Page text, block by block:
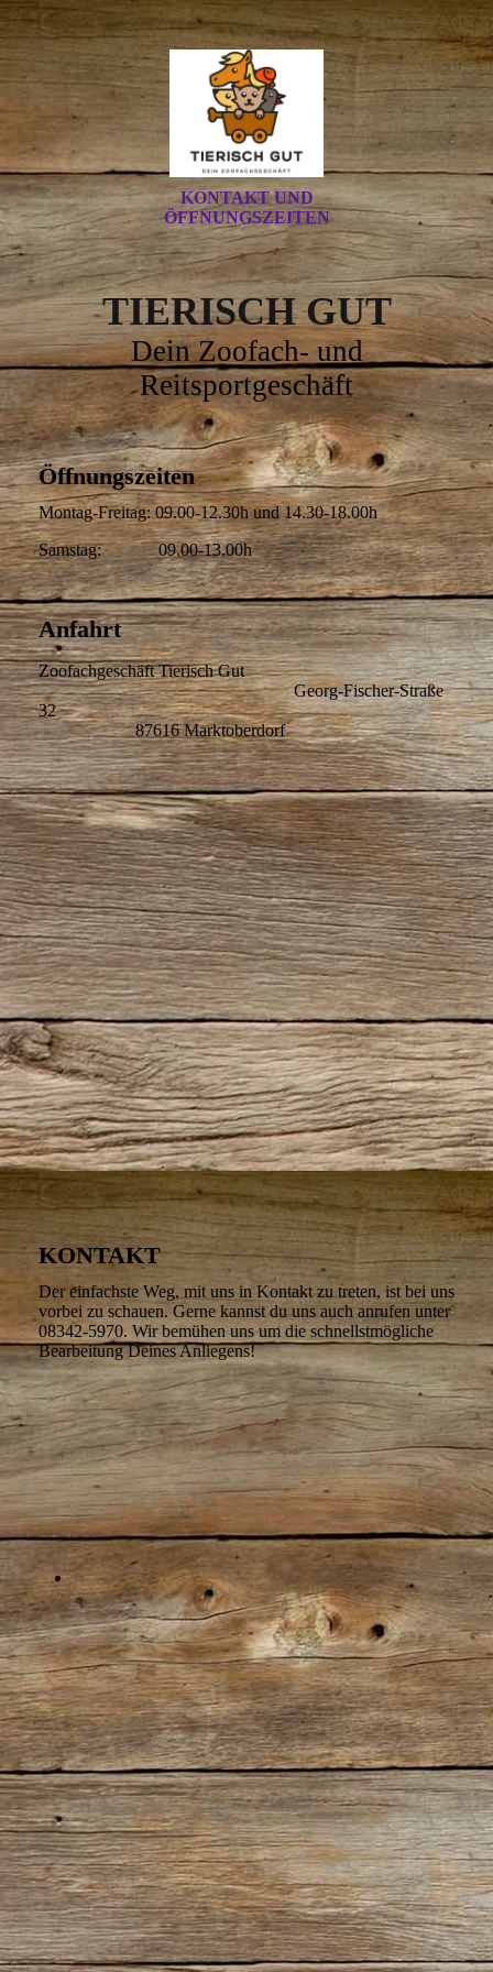
KONTAKT UND
ÖFFNUNGSZEITEN
TIERISCH GUT
Dein Zoofach- und
Reitsportgeschäft
Öffnungszeiten
Montag-Freitag: 09.00-12.30h und 14.30-18.00h
Samstag: 09.00-13.00h
Anfahrt
Zoofachgeschäft Tierisch Gut
Georg-Fischer-Straße
32
87616 Marktoberdorf
KONTAKT
Der einfachste Weg, mit uns in Kontakt zu treten, ist bei uns
vorbei zu schauen. Gerne kannst du uns auch anrufen unter
08342-5970. Wir bemühen uns um die schnellstmögliche
Bearbeitung Deines Anliegens!